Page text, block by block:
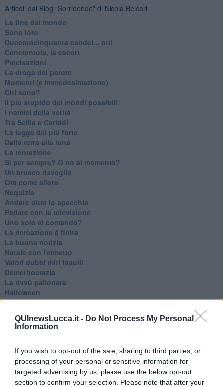
QUInewsLucca.it - Do Not Process My Personal
Information
If you wish to opt-out of the sale, sharing to third parties, or
processing of your personal or sensitive information for
targeted advertising by us, please use the below opt-out
section to confirm your selection. Please note that after your
Articoli dal Blog “Sorridendo” di Nicola Belcari
La fine del mondo
Sono loro
Ducentocinquanta candel... otti
Cenerentola, la escort
Precisazioni
La droga del potere
Momenti (e immedesimazione)
Chi sono?
Il più stupido dei mondi possibili
I nemici della verità
Tra Scilla e Cariddi
La legge del più forte
Dalla terra alla luna
La tentazione
​Sì per sempre? O no al momento?
Un brusco risveglio
Ora come allora
Nequizia
Andare oltre lo specchio
Parlare con la televisione
Uno solo al comando?
La ricreazione è finita
La buona notizia
Natale con l'elmetto
Valori dubbi miti fasulli
Demeritocrazia
La tivvù pallonara
Halloween
​Lucrezia Borgia, una storia di potere
Il terzo compito
L'abiura di Galileo
La guerricciola delle due rose
La truffa all'anziano
Alla fermata dell'autobus
La repressione sessuale per sentito dire